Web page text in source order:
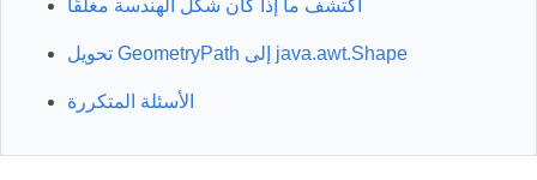
اكتشف ما إذا كان شكل الهندسة مغلقًا
تحويل GeometryPath إلى java.awt.Shape
الأسئلة المتكررة